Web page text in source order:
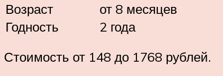
Возраст
от 8 месяцев
Годность
2 года
Стоимость от 148 до 1768 рублей.